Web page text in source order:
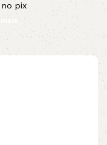
no pix